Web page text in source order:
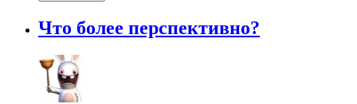
Что более перспективно?